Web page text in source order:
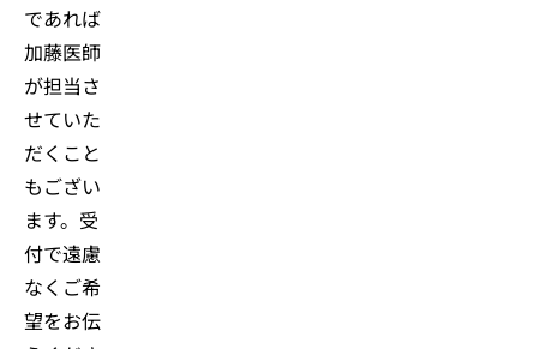
であれば
加藤医師
が担当さ
せていた
だくこと
もござい
ます。受
付で遠慮
なくご希
望をお伝